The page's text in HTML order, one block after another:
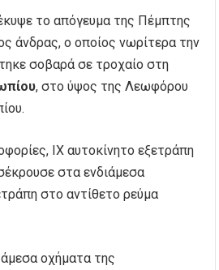
το απόγευμα της Πέμπτης
άνδρας, ο οποίος νωρίτερα την
σοβαρά σε τροχαίο στη
, στο ύψος της Λεωφόρου
ΙΧ αυτοκίνητο εξετράπη
στα ενδιάμεσα
στο αντίθετο ρεύμα
οχήματα της